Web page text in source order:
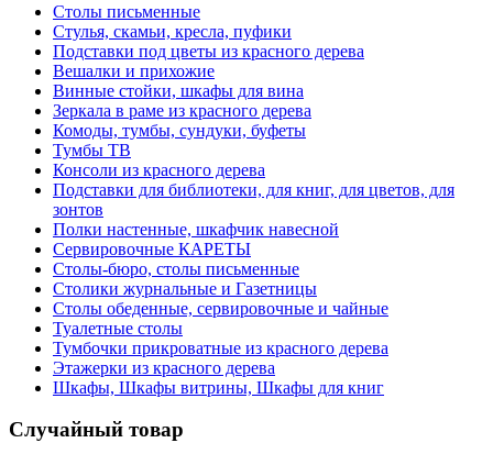
Столы письменные
Стулья, скамьи, кресла, пуфики
Подставки под цветы из красного дерева
Вешалки и прихожие
Винные стойки, шкафы для вина
Зеркала в раме из красного дерева
Комоды, тумбы, сундуки, буфеты
Тумбы ТВ
Консоли из красного дерева
Подставки для библиотеки, для книг, для цветов, для
зонтов
Полки настенные, шкафчик навесной
Сервировочные КАРЕТЫ
Столы-бюро, столы письменные
Столики журнальные и Газетницы
Столы обеденные, сервировочные и чайные
Туалетные столы
Тумбочки прикроватные из красного дерева
Этажерки из красного дерева
Шкафы, Шкафы витрины, Шкафы для книг
Случайный товар